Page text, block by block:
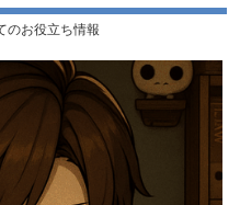
のお役立ち情報